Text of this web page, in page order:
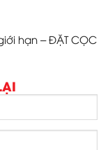
hạn – ĐẶT CỌC